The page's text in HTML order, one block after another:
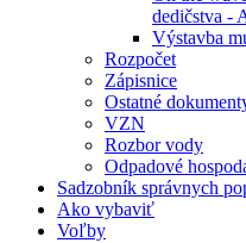
dedičstva -
Výstavba
Rozpočet
Zápisnice
Ostatné
VZN
Rozbor vody
Odpadové
Sadzobník správnych
Ako vybaviť
Voľby